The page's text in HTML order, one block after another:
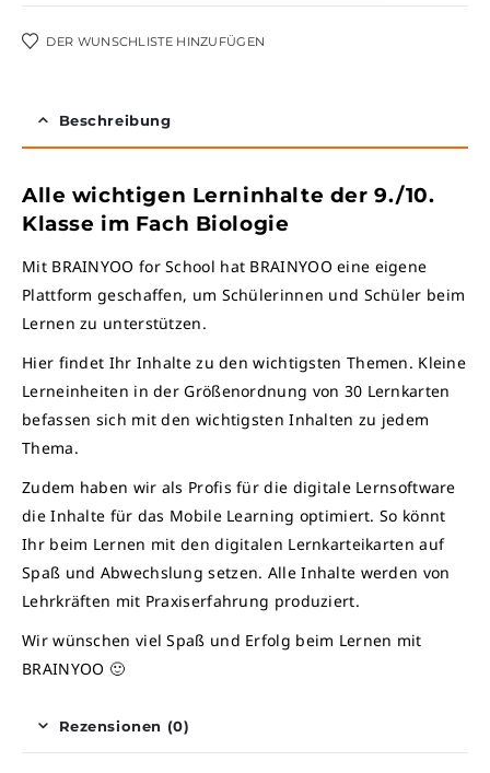
DER WUNSCHLISTE HINZUFÜGEN
Beschreibung
Alle wichtigen Lerninhalte der 9./10.
Klasse im Fach Biologie
Mit BRAINYOO for School hat BRAINYOO eine eigene
Plattform geschaffen, um Schülerinnen und Schüler beim
Lernen zu unterstützen.
Hier findet Ihr Inhalte zu den wichtigsten Themen. Kleine
Lerneinheiten in der Größenordnung von 30 Lernkarten
befassen sich mit den wichtigsten Inhalten zu jedem
Thema.
Zudem haben wir als Profis für die digitale Lernsoftware
die Inhalte für das Mobile Learning optimiert. So könnt
Ihr beim Lernen mit den digitalen Lernkarteikarten auf
Spaß und Abwechslung setzen. Alle Inhalte werden von
Lehrkräften mit Praxiserfahrung produziert.
Wir wünschen viel Spaß und Erfolg beim Lernen mit
BRAINYOO 🙂
Rezensionen (0)